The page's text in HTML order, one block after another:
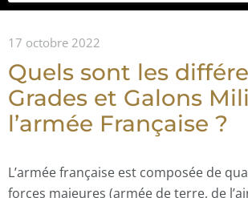
17 octobre 2022
Quels sont les
Grades et Galons
l’armée Française ?
L’armée française est composée de
forces majeures (armée de terre, de